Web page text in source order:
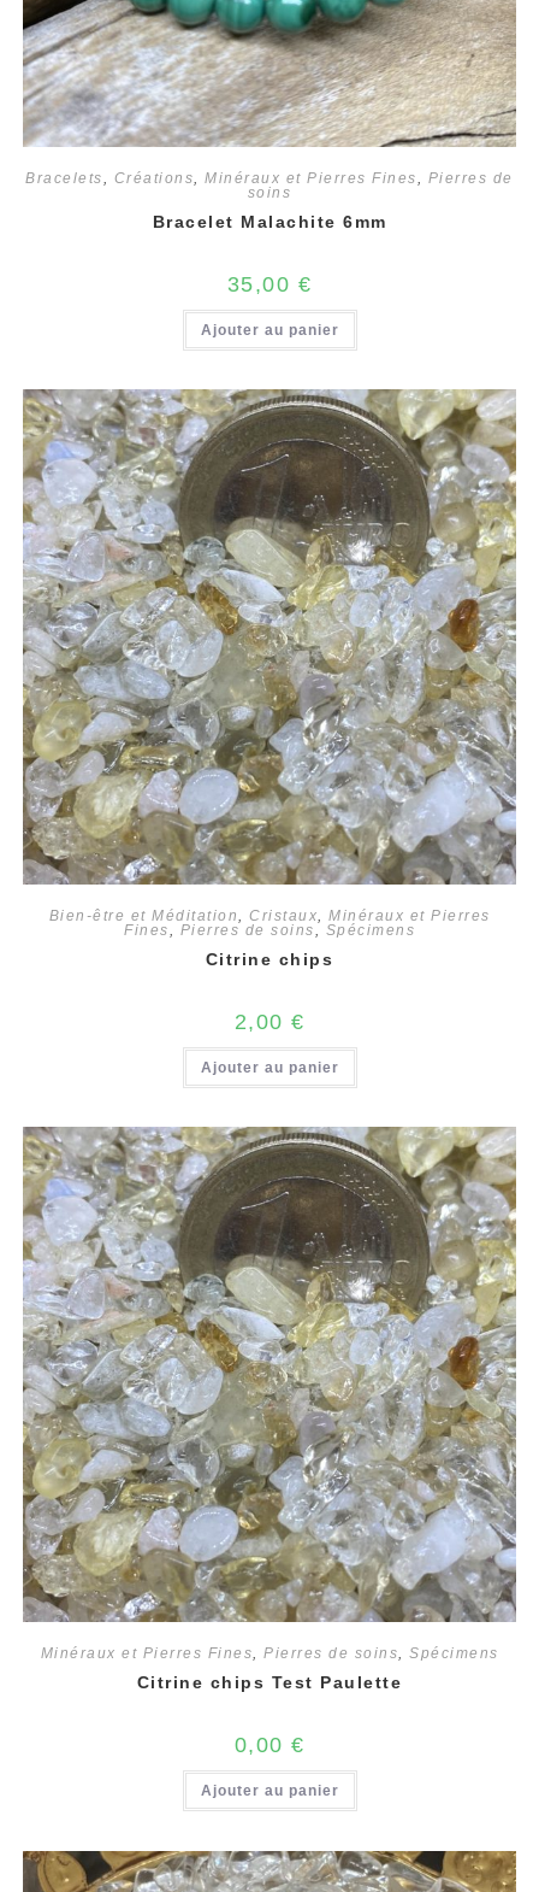
Bracelets Créations ,Minéraux et Pierres Fines
Pierres de
soins
Bracelet Malachite 6mm
35,00 €
Ajouter au panier
Bien-être et Méditation, Cristaux, Minéraux et Pierres
Fines, Pierres de soins, Spécimens
Citrine chips
2,00 €
Ajouter au panier
Minéraux et Pierres Fines, Pierres de soins, Spécimens
Citrine chips Test Paulette
0,00 €
Ajouter au panier